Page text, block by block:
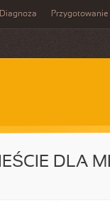
Diagnoza Przygotowanie
DLA